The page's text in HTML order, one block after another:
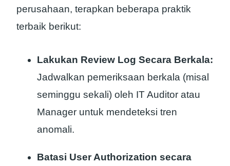
perusahaan, terapkan beberapa praktik
terbaik berikut:
Lakukan Review Log Secara Berkala:
Jadwalkan pemeriksaan berkala (misal
seminggu sekali) oleh IT Auditor atau
Manager untuk mendeteksi tren
anomali.
Batasi User Authorization secara